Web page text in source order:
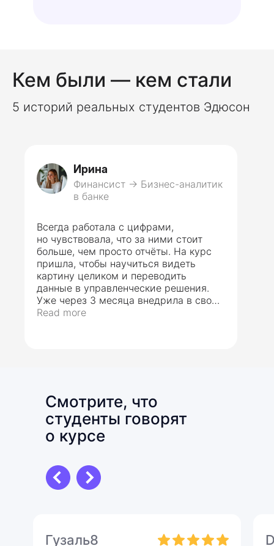
Кем были — кем стали
5 историй реальных студентов Эдюсон
Ирина
Финансист → Бизнес-аналитик
в банке
Всегда работала с цифрами,
но чувствовала, что за ними стоит
больше, чем просто отчёты. На курс
пришла, чтобы научиться видеть
картину целиком и переводить
данные в управленческие решения.
Уже через 3 месяца внедрила в своей
компании систему мониторинга
Read more
Смотрите, что
студенты говорят
о курсе
Гузаль8